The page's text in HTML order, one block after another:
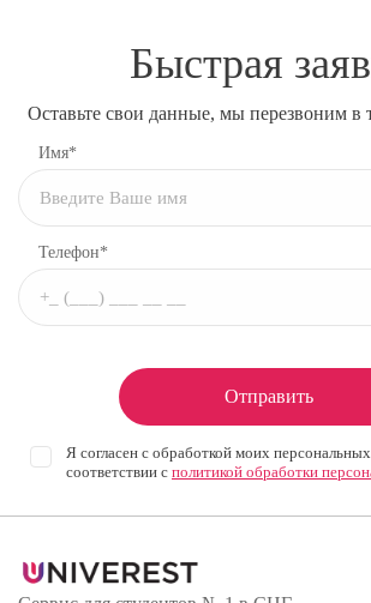
Быстрая
Оставьте свои данные, мы перезвоним в
Имя*
Телефон*
Отправить
Я согласен с обработкой моих
соответствии с политикой обработки